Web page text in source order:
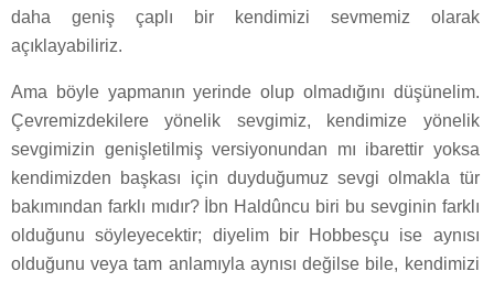
daha geniş çaplı bir kendimizi sevmemiz olarak
açıklayabiliriz.
Ama böyle yapmanın yerinde olup olmadığını düşünelim.
Çevremizdekilere yönelik sevgimiz, kendimize yönelik
sevgimizin genişletilmiş versiyonundan mı ibarettir yoksa
kendimizden başkası için duyduğumuz sevgi olmakla tür
bakımından farklı mıdır? İbn Haldûncu biri bu sevginin farklı
olduğunu söyleyecektir; diyelim bir Hobbesçu ise aynısı
olduğunu veya tam anlamıyla aynısı değilse bile, kendimizi